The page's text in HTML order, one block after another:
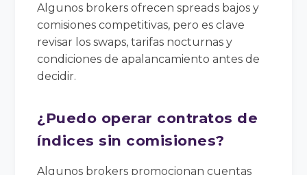
Algunos brokers ofrecen spreads bajos y
comisiones competitivas, pero es clave
revisar los swaps, tarifas nocturnas y
condiciones de apalancamiento antes de
decidir.
¿Puedo operar contratos de
índices sin comisiones?
Algunos brokers promocionan cuentas